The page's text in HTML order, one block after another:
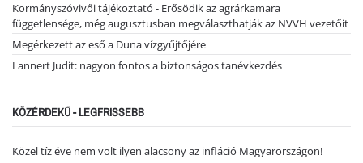
Kormányszóvivői tájékoztató - Erősödik az agrárkamara
függetlensége, még augusztusban megválaszthatják az NVVH vezetőit
Megérkezett az eső a Duna vízgyűjtőjére
Lannert Judit: nagyon fontos a biztonságos tanévkezdés
KÖZÉRDEKŰ - LEGFRISSEBB
Közel tíz éve nem volt ilyen alacsony az infláció Magyarországon!